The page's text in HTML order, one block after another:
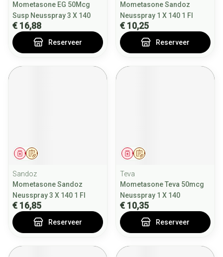
Mometasone EG 50Mcg
Susp Neusspray 3 X 140
€ 16,88
Reserveer
Mometasone Sandoz
Neusspray 1 X 140 1 Fl
€ 10,25
Reserveer
Op voorschrift
Geneesmiddel
Sandoz
Mometasone Sandoz
Neusspray 3 X 140 1 Fl
€ 16,85
Reserveer
Op voorschrift
Geneesmiddel
Teva
Mometasone Teva 50mcg
Neusspray 1 X 140
€ 10,35
Reserveer